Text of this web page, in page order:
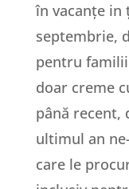
în vacanțe in
septembrie,
pentru
doar creme
până recent,
ultimul an
care le